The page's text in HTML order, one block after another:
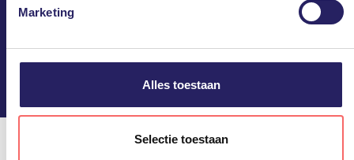
Meer informatie, inclusief gegevensverwerking door
privacyverklaring. U kunt het gebruik van cookies te allen
Marketing
Alles toestaan
Selectie toestaan